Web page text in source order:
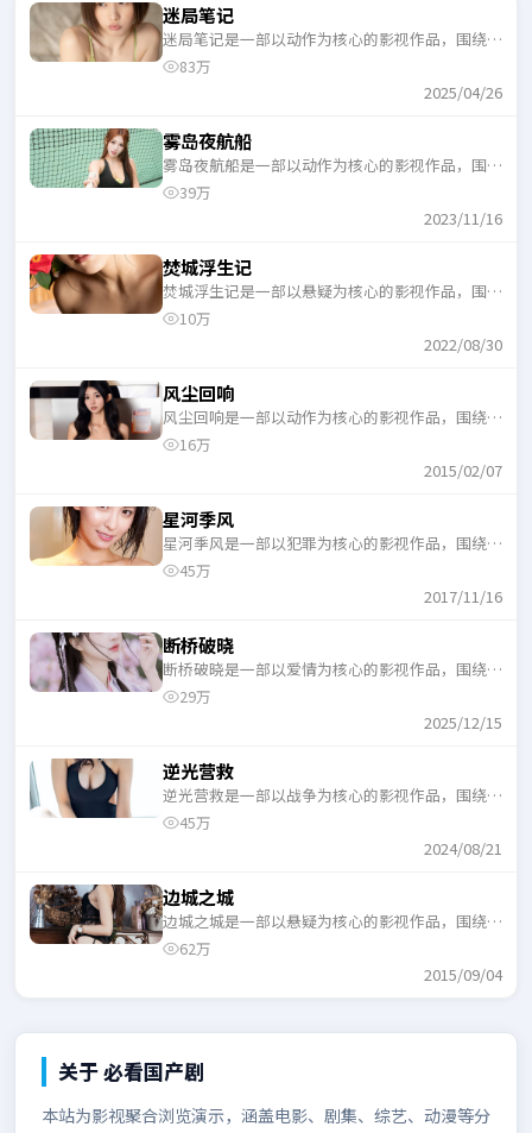
迷局笔记
迷局笔记是一部以动作为核心的影视作品，围绕危
机、反转与人物成长展开，整体节奏紧凑，适合一
83万
2025/04/26
雾岛夜航船
雾岛夜航船是一部以动作为核心的影视作品，围绕
危机、反转与人物成长展开，整体节奏紧凑，适合
39万
2023/11/16
焚城浮生记
焚城浮生记是一部以悬疑为核心的影视作品，围绕
危机、反转与人物成长展开，整体节奏紧凑，适合
10万
2022/08/30
风尘回响
风尘回响是一部以动作为核心的影视作品，围绕危
机、反转与人物成长展开，整体节奏紧凑，适合一
16万
2015/02/07
星河季风
星河季风是一部以犯罪为核心的影视作品，围绕危
机、反转与人物成长展开，整体节奏紧凑，适合一
45万
2017/11/16
断桥破晓
断桥破晓是一部以爱情为核心的影视作品，围绕危
机、反转与人物成长展开，整体节奏紧凑，适合一
29万
2025/12/15
逆光营救
逆光营救是一部以战争为核心的影视作品，围绕危
机、反转与人物成长展开，整体节奏紧凑，适合一
45万
2024/08/21
边城之城
边城之城是一部以悬疑为核心的影视作品，围绕危
机、反转与人物成长展开，整体节奏紧凑，适合一
62万
2015/09/04
关于必看国产剧
本站为影视聚合浏览演示，涵盖电影、剧集、综艺、动漫等分